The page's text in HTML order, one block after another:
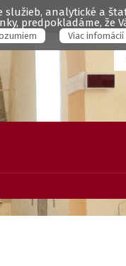
051/
analytické a
predpokladáme, že
Viac infomácií